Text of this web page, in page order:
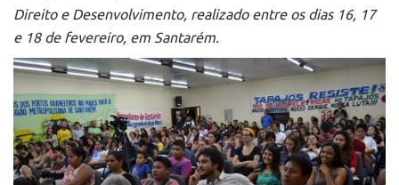
Direito e Desenvolvimento, realizado entre os dias 16, 17
e 18 de fevereiro, em Santarém.